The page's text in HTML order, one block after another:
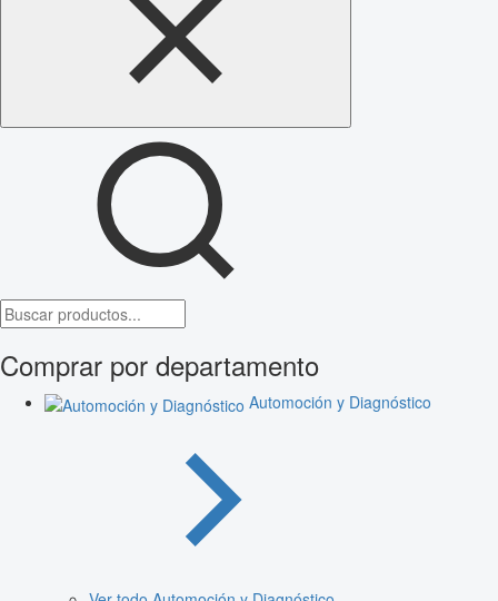
Comprar por departamento
Automoción y Diagnóstico